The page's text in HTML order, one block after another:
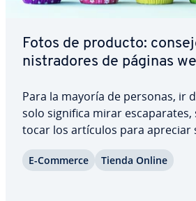
Fotos de producto:
ni­s­tra­do­res de páginas
Para la mayoría de personas, ir
solo significa mirar
tocar los artículos para apreciar
olfato o el oído. En el momento
E-Commerce Tienda Online